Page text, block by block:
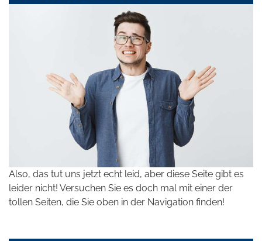
Also, das tut uns jetzt echt leid, aber diese Seite gibt es
leider nicht! Versuchen Sie es doch mal mit einer der
tollen Seiten, die Sie oben in der Navigation finden!